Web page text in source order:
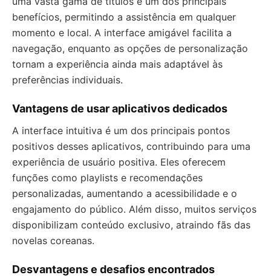
benefícios, permitindo a assistência em qualquer
momento e local. A interface amigável facilita a
navegação, enquanto as opções de personalização
tornam a experiência ainda mais adaptável às
preferências individuais.
Vantagens de usar aplicativos dedicados
A interface intuitiva é um dos principais pontos
positivos desses aplicativos, contribuindo para uma
experiência de usuário positiva. Eles oferecem
funções como playlists e recomendações
personalizadas, aumentando a acessibilidade e o
engajamento do público. Além disso, muitos serviços
disponibilizam conteúdo exclusivo, atraindo fãs das
novelas coreanas.
Desvantagens e desafios encontrados